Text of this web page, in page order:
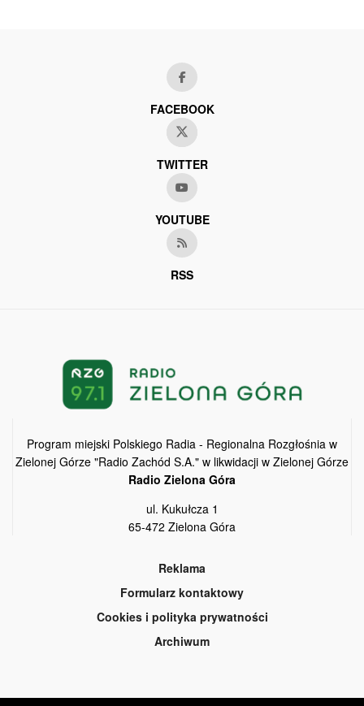
FACEBOOK
TWITTER
YOUTUBE
RSS
Program miejski Polskiego Radia - Regionalna Rozgłośnia w
Zielonej Górze "Radio Zachód S.A." w likwidacji w Zielonej Górze
Radio Zielona Góra
ul. Kukułcza 1
65-472 Zielona Góra
Reklama
Formularz kontaktowy
Cookies i polityka prywatności
Archiwum